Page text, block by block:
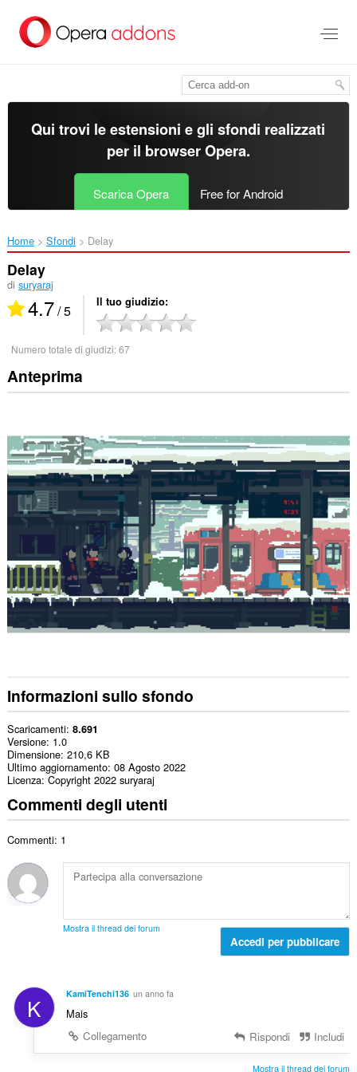
contenuto
Qui trovi le estensioni e gli sfondi realizzati
per il browser Opera.
Scarica Opera Free for Android
Home Sfondi Delay‎
Delay
di suryaraj
4.7/ 5 Il tuo giudizio
Numero totale di giudizi:67
Anteprima
Informazioni sullo sfondo
Scaricamenti 8.691
Versione 1.0
Dimensione 210,6 KB
Ultimo aggiornamento 08 Agosto 2022
Licenza Copyright 2022 suryaraj
Commenti degli utenti
Commenti: 1
Mostra il thread dei forum
Accedi per pubblicare
K KamiTenchi136 un anno fa
Mais
Collegamento
Rispondi Includi
Mostra il thread dei forum